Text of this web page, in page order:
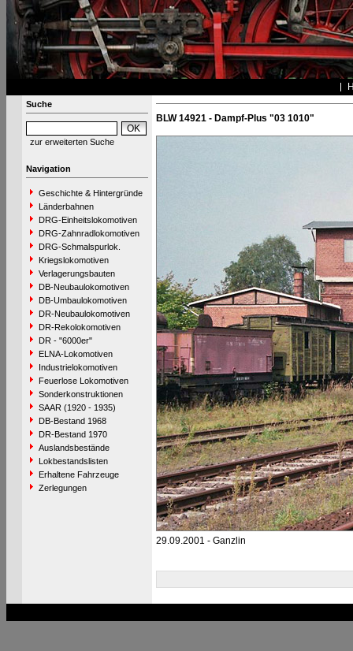
Suche
zur erweiterten Suche
Navigation
Geschichte & Hintergründe
Länderbahnen
DRG-Einheitslokomotiven
DRG-Zahnradlokomotiven
DRG-Schmalspurlok.
Kriegslokomotiven
Verlagerungsbauten
DB-Neubaulokomotiven
DB-Umbaulokomotiven
DR-Neubaulokomotiven
DR-Rekolokomotiven
DR - "6000er"
ELNA-Lokomotiven
Industrielokomotiven
Feuerlose Lokomotiven
Sonderkonstruktionen
SAAR (1920 - 1935)
DB-Bestand 1968
DR-Bestand 1970
Auslandsbestände
Lokbestandslisten
Erhaltene Fahrzeuge
Zerlegungen
BLW 14921 - Dampf-Plus "03 1010"
29.09.2001 - Ganzlin